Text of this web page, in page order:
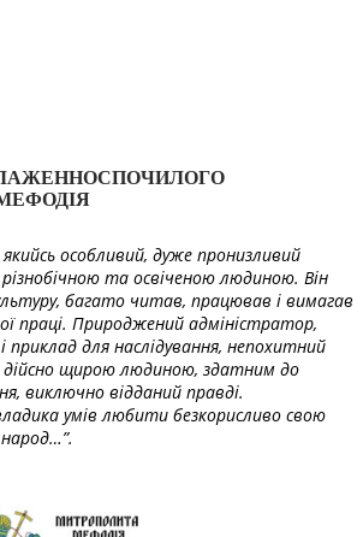
особливий, дуже пронизливий
та освіченою людиною. Він
багато читав, працював і вимагав
праці. Природжений адміністратор,
для наслідування, непохитний
щирою людиною, здатним до
виключно відданий правді.
умів любити безкорисливо свою
народ…”.